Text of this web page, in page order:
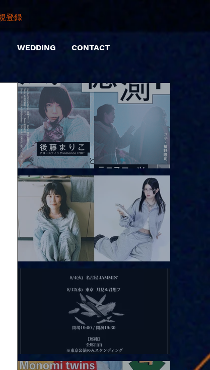
登録
WEDDING CONTACT
2026.08.10 |【観覧】「巷のmyストーリー/風の憶測1～後藤まりこ
アコースティックviolence POPとテニスコーツ」
2026.08.12 |【観覧】田澤孝介 ソロワンマン 「Ballad Box 2026」